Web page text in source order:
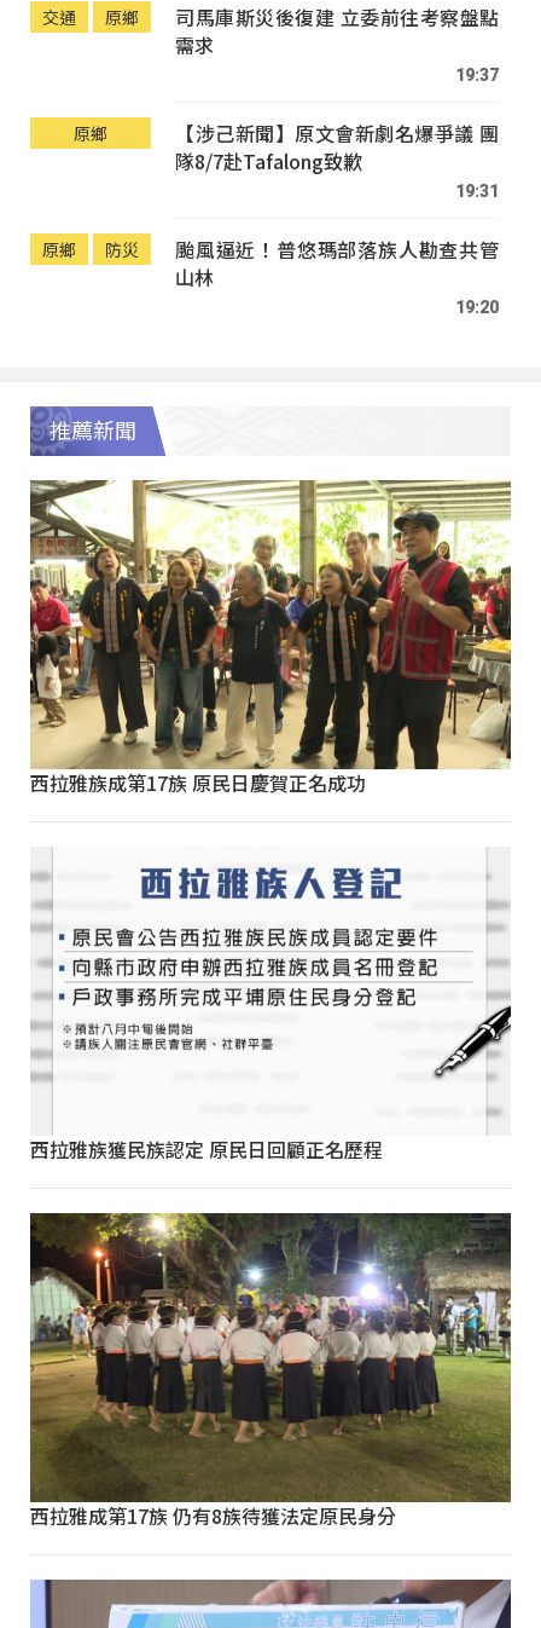
交通 原鄉
司馬庫斯災後復建 立委前往考察盤點
需求
19:37
原鄉
【涉己新聞】原文會新劇名爆爭議 團
隊8/7赴Tafalong致歉
19:31
原鄉 防災
颱風逼近！普悠瑪部落族人勘查共管
山林
19:20
推薦新聞
西拉雅族成第17族 原民日慶賀正名成功
西拉雅族獲民族認定 原民日回顧正名歷程
西拉雅成第17族 仍有8族待獲法定原民身分